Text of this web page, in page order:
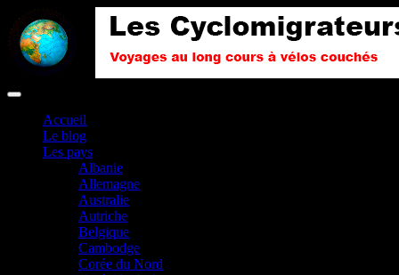
Accueil
Le blog
Les pays
Albanie
Allemagne
Australie
Autriche
Belgique
Cambodge
Corée du Nord